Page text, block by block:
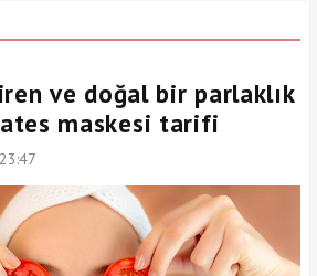
ve doğal bir parlaklık
maskesi tarifi